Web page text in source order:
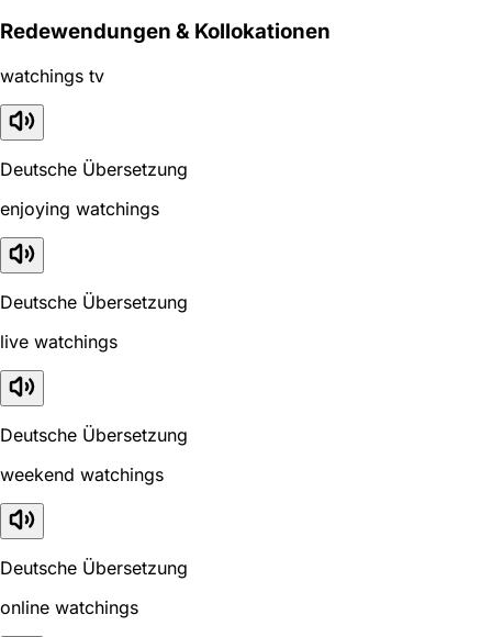
Redewendungen & Kollokationen
watchings tv
Deutsche Übersetzung
enjoying watchings
Deutsche Übersetzung
live watchings
Deutsche Übersetzung
weekend watchings
Deutsche Übersetzung
online watchings